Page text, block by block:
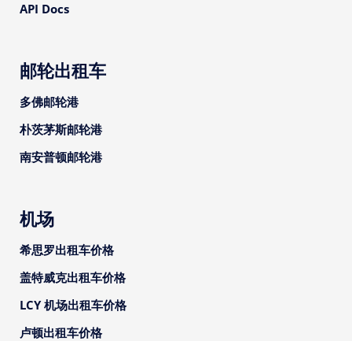
API Docs
邮轮出租车
多佛邮轮港
朴茨茅斯邮轮港
南安普顿邮轮港
机场
希思罗出租车价格
盖特威克出租车价格
LCY 机场出租车价格
卢顿出租车价格